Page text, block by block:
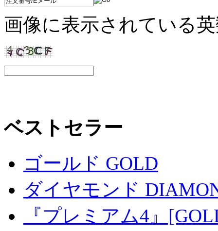
画像に表示されている
ベストセラー
ゴールド GOLD
ダイヤモンド
『プレミアム4』